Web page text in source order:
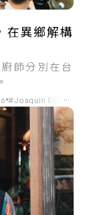
在異鄉解構
師分別在台
#Joaquin Elizondo
...